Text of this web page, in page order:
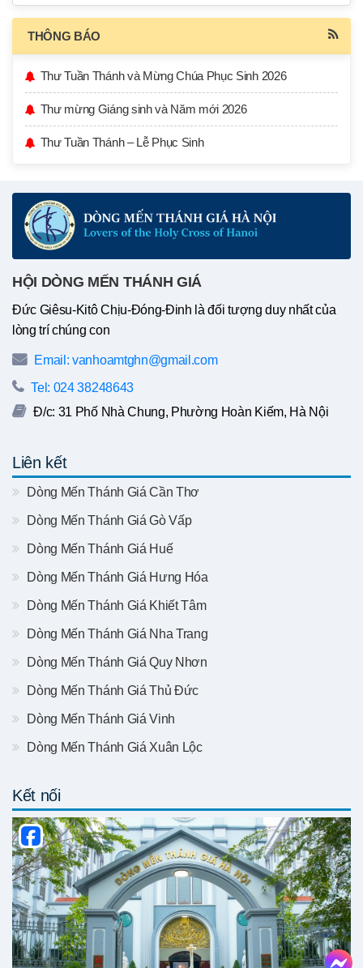
THÔNG BÁO
Thư Tuần Thánh và Mừng Chúa Phục Sinh 2026
Thư mừng Giáng sinh và Năm mới 2026
Thư Tuần Thánh – Lễ Phục Sinh
HỘI DÒNG MẾN THÁNH GIÁ
Đức Giêsu-Kitô Chịu-Đóng-Đinh là đối tượng duy nhất của
lòng trí chúng con
Email: vanhoamtghn@gmail.com
Tel: 024 38248643
Đ/c: 31 Phố Nhà Chung, Phường Hoàn Kiếm, Hà Nội
Liên kết
Dòng Mến Thánh Giá Cần Thơ
Dòng Mến Thánh Giá Gò Vấp
Dòng Mến Thánh Giá Huế
Dòng Mến Thánh Giá Hưng Hóa
Dòng Mến Thánh Giá Khiết Tâm
Dòng Mến Thánh Giá Nha Trang
Dòng Mến Thánh Giá Quy Nhơn
Dòng Mến Thánh Giá Thủ Đức
Dòng Mến Thánh Giá Vinh
Dòng Mến Thánh Giá Xuân Lộc
Kết nối